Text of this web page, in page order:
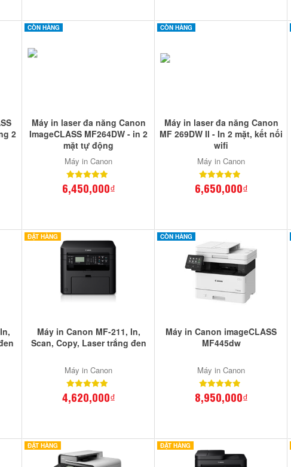
2
CÒN HÀNG
Máy in laser đa năng Canon
ImageCLASS MF264DW - in 2
mặt tự động
Máy in Canon
6,450,000₫
CÒN HÀNG
Máy in laser đa năng Canon
MF 269DW II - In 2 mặt, kết nối
wifi
Máy in Canon
6,650,000₫
ĐẶT HÀNG
Máy in Canon MF-211, In,
Scan, Copy, Laser trắng đen
Máy in Canon
4,620,000₫
CÒN HÀNG
Máy in Canon imageCLASS
MF445dw
Máy in Canon
8,950,000₫
ĐẶT HÀNG ĐẶT HÀNG